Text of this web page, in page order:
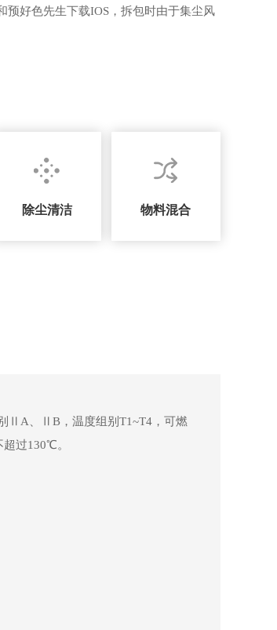
好色先生下载IOS，拆包时由于集尘风
除尘清洁 物料混合
ⅡA、ⅡB，温度组别T1~T4，可燃
过130℃。